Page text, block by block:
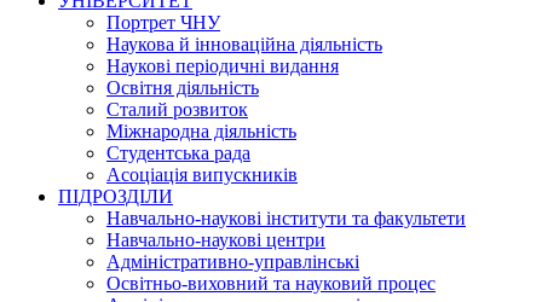
Портрет ЧНУ
Наукова й інноваційна діяльність
Наукові періодичні видання
Освітня діяльність
Сталий розвиток
Міжнародна діяльність
Студентська рада
Асоціація випускників
ПІДРОЗДІЛИ
Навчально-наукові інститути та факультети
Навчально-наукові центри
Адміністративно-управлінські
Освітньо-виховний та науковий процес